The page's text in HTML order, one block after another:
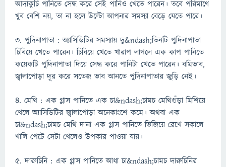
আদাকুচি পানিতে সেদ্ধ করে সেই পানিও খেতে পারেন। তবে পরিমাণে
খুব বেশি নয়, তা না হলে উল্টো আপনার সমস্যা বেড়ে যেতে পারে।
৩. পুদিনাপাতা : অ্যাসিডিটির সমস্যায় দু&ndash;তিনটি পুদিনাপাতা
চিবিয়ে খেতে পারেন। চিবিয়ে খেতে খারাপ লাগলে এক কাপ পানিতে
কয়েকটি পুদিনাপাতা দিয়ে সেদ্ধ করে পানিটা খেতে পারেন। বমিভাব,
জ্বালাপোড়া দূর করে সতেজ ভাব আনতে পুদিনাপাতার জুড়ি নেই।
৪. মেথি : এক গ্লাস পানিতে এক চা&ndash;চামচ মেথিগুঁড়া মিশিয়ে
খেলে অ্যাসিডিটির জ্বালাপোড়া অনেকাংশে কমে। অথবা এক
চা&ndash;চামচ মেথি দানা এক গ্লাস পানিতে ভিজিয়ে রেখে সকালে
খালি পেটে সেটা খেলেও উপকার পাওয়া যায়।
৫. দারুচিনি : এক গ্লাস পানিতে আধা চা&ndash;চামচ দারুচিনির